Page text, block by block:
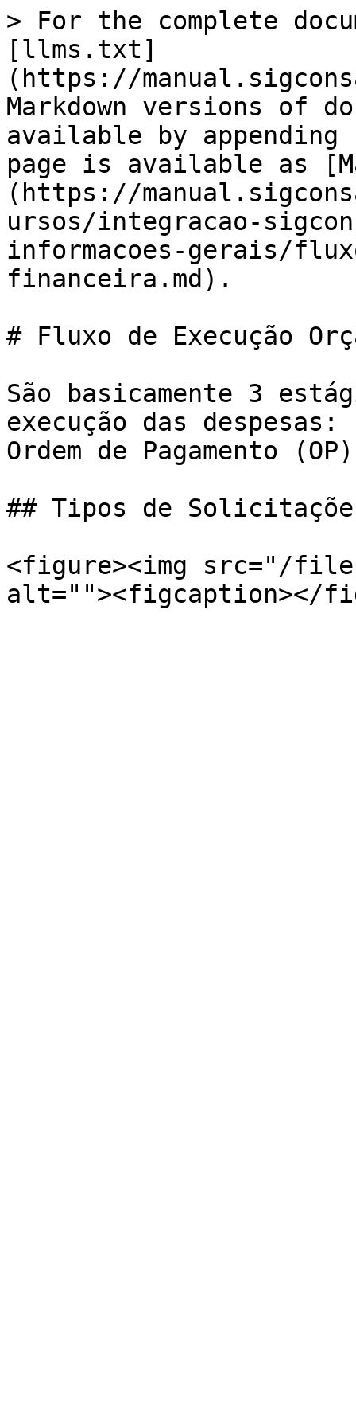
> For the complete
[llms.txt]
(https://
Markdown versions of
available by
page is available as
(https://
ursos/integracao-
informacoes-gerais/
financeira.md).
# Fluxo de Execução
São basicamente 3
execução das
Ordem de Pagamento
## Tipos de
<figure><img src="/files/